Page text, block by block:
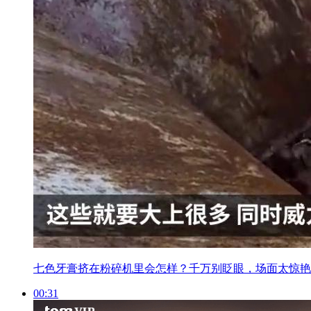
七色牙膏挤在粉碎机里会怎样？千万别眨眼，场面太惊
00:31